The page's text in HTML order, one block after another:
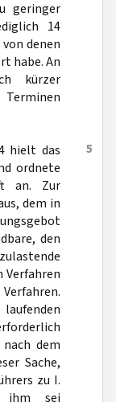
geringer
14
denen
habe. An
kürzer
5
hielt das
ordnete
an. Zur
dem in
den
Verfahren
dem
Sache,
zu I.
ihm sei